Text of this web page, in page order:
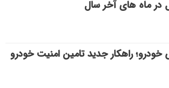
ماه های آخر سال
راهکار جدید تامین امنیت خودرو